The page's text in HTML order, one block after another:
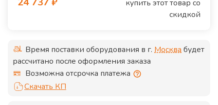
купить этот товар со
скидкой
Время поставки оборудования в г. Москвабудет
рассчитано после оформления заказа
Возможна отсрочка платежа
Скачать КП